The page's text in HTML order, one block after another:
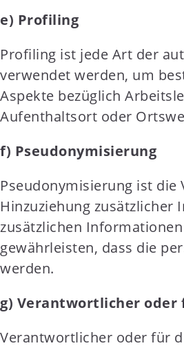
e) Profiling
Profiling ist jede Art der
verwendet werden, um
Aspekte bezüglich
Aufenthaltsort oder
f) Pseudonymisierung
Pseudonymisierung ist die
Hinzuziehung
zusätzlichen
gewährleisten, dass die
werden.
g) Verantwortlicher
Verantwortlicher oder für